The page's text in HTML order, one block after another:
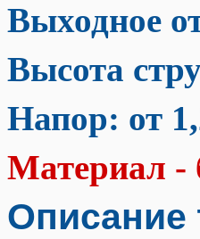
Выходное
Высота
Напор: от
Материал -
Описание